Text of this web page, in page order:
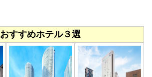
おすすめホテル３選